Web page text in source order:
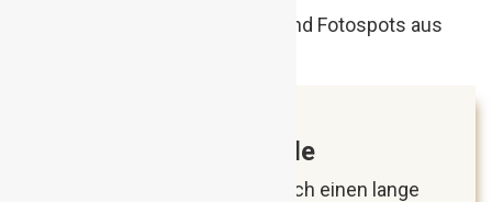
Rotterdam, Niederlande
Mit Rotterdam konnte ich endlich einen lange